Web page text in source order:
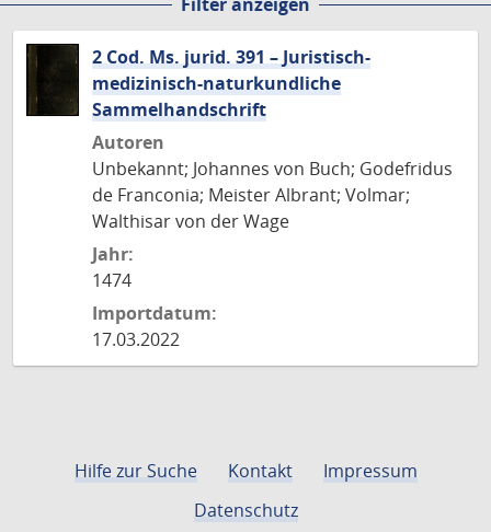
2 Cod. Ms. jurid. 391 – Juristisch-
medizinisch-naturkundliche
Sammelhandschrift
Autoren
Unbekannt; Johannes von Buch; Godefridus
de Franconia; Meister Albrant; Volmar;
Walthisar von der Wage
Jahr:
1474
Importdatum:
17.03.2022
Hilfe zur Suche Kontakt
Impressum
Datenschutz